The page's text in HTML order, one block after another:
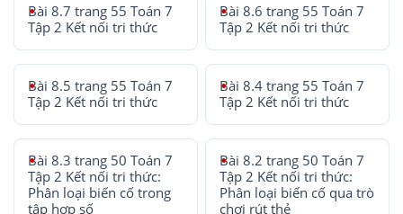
Bài 8.7 trang 55 Toán 7
Tập 2 Kết nối tri thức
Bài 8.6 trang 55 Toán 7
Tập 2 Kết nối tri thức
Bài 8.5 trang 55 Toán 7
Tập 2 Kết nối tri thức
Bài 8.4 trang 55 Toán 7
Tập 2 Kết nối tri thức
Bài 8.3 trang 50 Toán 7
Tập 2 Kết nối tri thức:
Phân loại biến cố trong
tập hợp số
Bài 8.2 trang 50 Toán 7
Tập 2 Kết nối tri thức:
Phân loại biến cố qua trò
chơi rút thẻ